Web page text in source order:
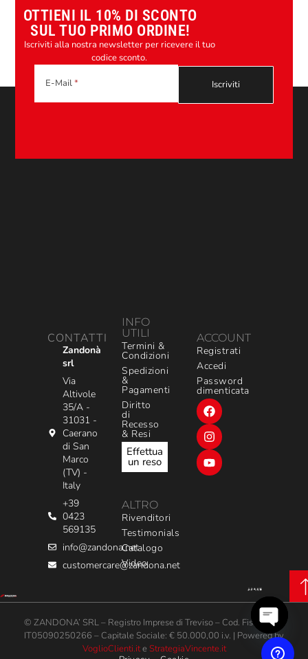
OTTIENI IL 10% DI SCONTO
SUL TUO PRIMO ORDINE!
Iscriviti alla nostra newsletter per ricevere il tuo
codice sconto.
E-Mail
CONTATTI
Zandonà
srl
Via
Altivole
35/A -
31031 -
Caerano
di San
Marco
(TV) -
Italy
+39
0423
569135
info@zandona.net
customercare@zandona.net
INFO
UTILI
Termini &
Condizioni
Spedizioni
&
Pagamenti
Diritto
di
Recesso
& Resi
Effettua
un reso
ALTRO
Rivenditori
Testimonials
Catalogo
Video
ACCOUNT
Registrati
Accedi
Password
dimenticata
© ZANDONA’ SRL – Registro Imprese di Treviso – Cod. Fis. / P. iva:
IT05090250266 – Capitale Sociale: € 50.000,00 i.v. | Powered by
VoglioClienti.ite StrategiaVincente.it
Open
chaty